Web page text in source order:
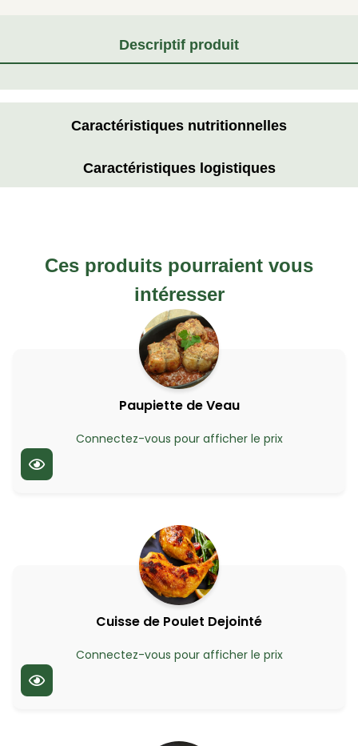
Descriptif produit
Caractéristiques nutritionnelles
Caractéristiques logistiques
Ces produits pourraient vous
intéresser
Paupiette de Veau
Connectez-vous pour afficher le prix
Cuisse de Poulet Dejointé
Connectez-vous pour afficher le prix